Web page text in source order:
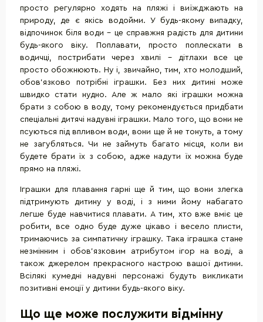
просто регулярно ходять на пляжі і виїжджають на
природу, де є якісь водойми. У будь-якому випадку,
відпочинок біля води - це справжня радість для дитини
будь-якого віку. Поплавати, просто поплескати в
водичці, пострибати через хвилі - дітлахи все це
просто обожнюють. Ну і, звичайно, тим, хто молодший,
обов'язково потрібні іграшки. Без них дитині може
швидко стати нудно. Але ж мало які іграшки можна
брати з собою в воду, тому рекомендується придбати
спеціальні дитячі надувні іграшки. Мало того, що вони не
псуються під впливом води, вони ще й не тонуть, а тому
не загубляться. Чи не займуть багато місця, коли ви
будете брати їх з собою, адже надути їх можна буде
прямо на пляжі.
Іграшки для плавання гарні ще й тим, що вони злегка
підтримують дитину у воді, і з ними йому набагато
легше буде навчитися плавати. А тим, хто вже вміє це
робити, все одно буде дуже цікаво і весело плисти,
тримаючись за симпатичну іграшку. Така іграшка стане
незмінним і обов'язковим атрибутом ігор на воді, а
також джерелом прекрасного настрою вашої дитини.
Всілякі кумедні надувні персонажі будуть викликати
позитивні емоції у дитини будь-якого віку.
Що ще може послужити відмінну